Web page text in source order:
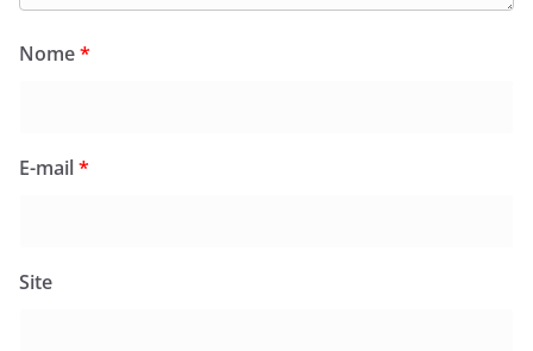
Nome*
E-mail*
Site